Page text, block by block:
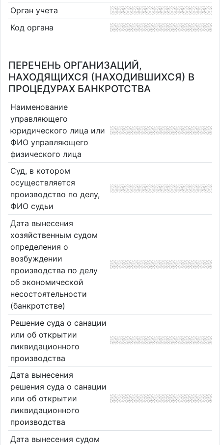
Орган учета
Код органа
ПЕРЕЧЕНЬ ОРГАНИЗАЦИЙ,
НАХОДЯЩИХСЯ (НАХОДИВШИХСЯ) В
ПРОЦЕДУРАХ БАНКРОТСТВА
Наименование
управляющего
юридического лица или
ФИО управляющего
физического лица
Суд, в котором
осуществляется
производство по делу,
ФИО судьи
Дата вынесения
хозяйственным судом
определения о
возбуждении
производства по делу
об экономической
несостоятельности
(банкротстве)
Решение суда о санации
или об открытии
ликвидационного
производства
Дата вынесения
решения суда о санации
или об открытии
ликвидационного
производства
Дата вынесения судом